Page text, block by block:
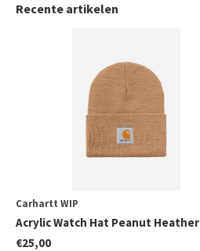
Recente artikelen
Carhartt WIP
Acrylic Watch Hat Peanut Heather
€25,00